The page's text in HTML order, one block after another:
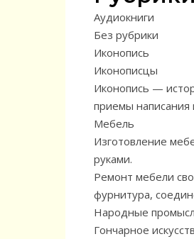
Аудиокниги
Без рубрики
Иконопись
Иконописцы
Иконопись —
приемы написания
Мебель
Изготовление
руками.
Ремонт мебели
фурнитура,
Народные
Гончарное